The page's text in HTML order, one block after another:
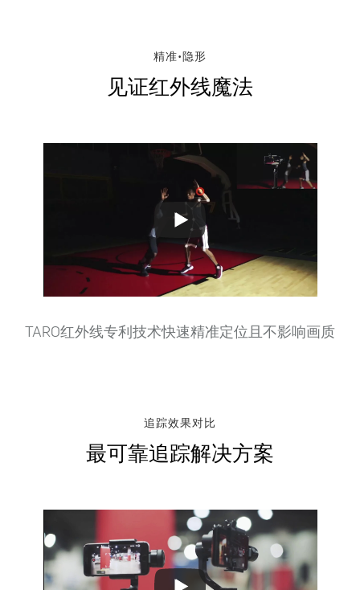
精准•隐形
见证红外线魔法
Play
Video
TARO红外线专利技术快速精准定位且不影响画质
追踪效果对比
最可靠追踪解决方案